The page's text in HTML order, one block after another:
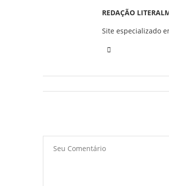
REDAÇÃO
Site especializado